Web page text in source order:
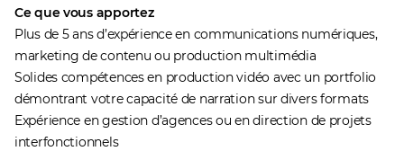
Ce que vous apportez
Plus de 5 ans d’expérience en communications numériques,
marketing de contenu ou production multimédia
Solides compétences en production vidéo avec un portfolio
démontrant votre capacité de narration sur divers formats
Expérience en gestion d’agences ou en direction de projets
interfonctionnels